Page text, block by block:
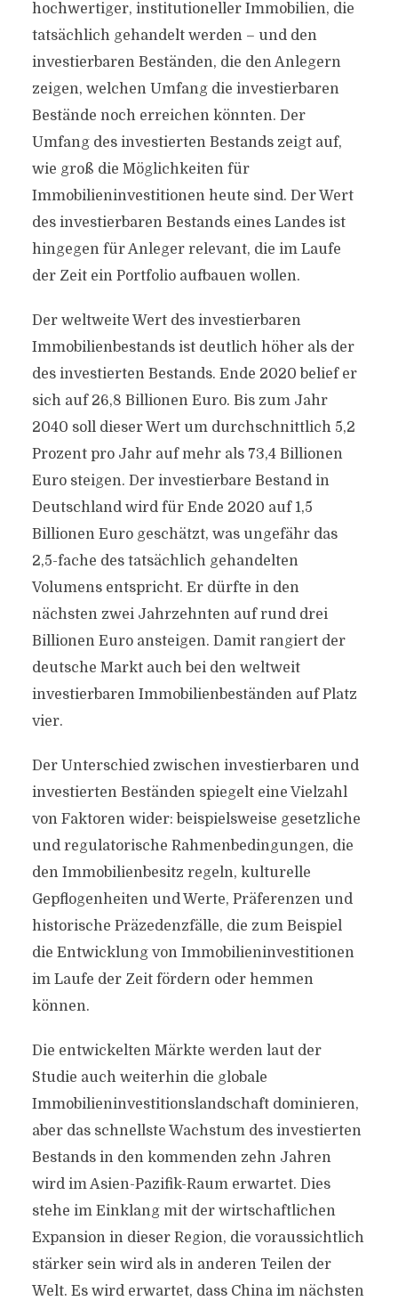
hochwertiger, institutioneller Immobilien, die
tatsächlich gehandelt werden – und den
investierbaren Beständen, die den Anlegern
zeigen, welchen Umfang die investierbaren
Bestände noch erreichen könnten. Der
Umfang des investierten Bestands zeigt auf,
wie groß die Möglichkeiten für
Immobilieninvestitionen heute sind. Der Wert
des investierbaren Bestands eines Landes ist
hingegen für Anleger relevant, die im Laufe
der Zeit ein Portfolio aufbauen wollen.
Der weltweite Wert des investierbaren
Immobilienbestands ist deutlich höher als der
des investierten Bestands. Ende 2020 belief er
sich auf 26,8 Billionen Euro. Bis zum Jahr
2040 soll dieser Wert um durchschnittlich 5,2
Prozent pro Jahr auf mehr als 73,4 Billionen
Euro steigen. Der investierbare Bestand in
Deutschland wird für Ende 2020 auf 1,5
Billionen Euro geschätzt, was ungefähr das
2,5-fache des tatsächlich gehandelten
Volumens entspricht. Er dürfte in den
nächsten zwei Jahrzehnten auf rund drei
Billionen Euro ansteigen. Damit rangiert der
deutsche Markt auch bei den weltweit
investierbaren Immobilienbeständen auf Platz
vier.
Der Unterschied zwischen investierbaren und
investierten Beständen spiegelt eine Vielzahl
von Faktoren wider: beispielsweise gesetzliche
und regulatorische Rahmenbedingungen, die
den Immobilienbesitz regeln, kulturelle
Gepflogenheiten und Werte, Präferenzen und
historische Präzedenzfälle, die zum Beispiel
die Entwicklung von Immobilieninvestitionen
im Laufe der Zeit fördern oder hemmen
können.
Die entwickelten Märkte werden laut der
Studie auch weiterhin die globale
Immobilieninvestitionslandschaft dominieren,
aber das schnellste Wachstum des investierten
Bestands in den kommenden zehn Jahren
wird im Asien-Pazifik-Raum erwartet. Dies
stehe im Einklang mit der wirtschaftlichen
Expansion in dieser Region, die voraussichtlich
stärker sein wird als in anderen Teilen der
Welt. Es wird erwartet, dass China im nächsten